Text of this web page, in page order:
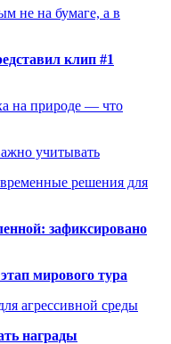
не на бумаге, а в
клип #1
на природе — что
учитывать
решения для
зафиксировано
мирового тура
агрессивной среды
награды